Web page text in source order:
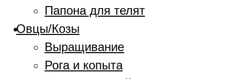
Папона для телят
Овцы/Козы
Выращивание
Рога и копыта